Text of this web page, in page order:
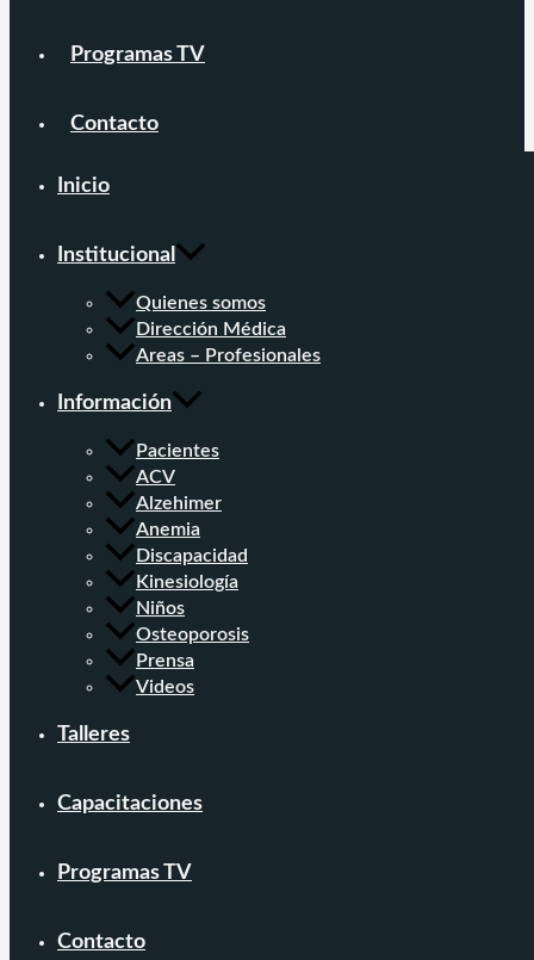
Programas TV
Contacto
Inicio
Institucional
Quienes somos
Dirección Médica
Areas – Profesionales
Información
Pacientes
ACV
Alzehimer
Anemia
Discapacidad
Kinesiología
Niños
Osteoporosis
Prensa
Videos
Talleres
Capacitaciones
Programas TV
Contacto